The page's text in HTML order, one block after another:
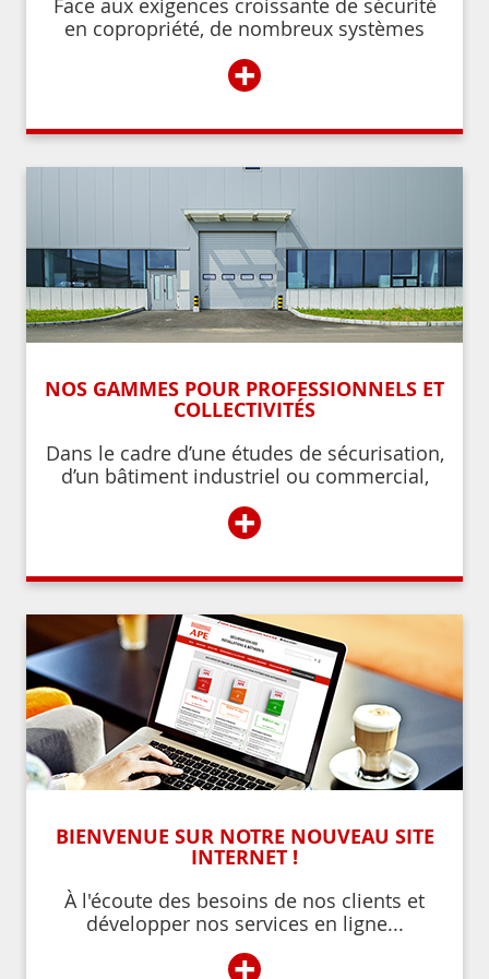
Face aux exigences croissante de sécurité
en copropriété, de nombreux systèmes
l’accès à l’immeuble aux résidents ou aux
personnes autorisées par ces derniers.
+
NOS GAMMES POUR PROFESSIONNELS ET
COLLECTIVITÉS
Dans le cadre d’une études de sécurisation,
d’un bâtiment industriel ou commercial,
+
BIENVENUE SUR NOTRE NOUVEAU SITE
INTERNET !
À l'écoute des besoins de nos clients et
développer nos services en ligne...